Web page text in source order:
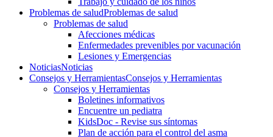
Problemas de saludProblemas de salud
Problemas de salud
Afecciones médicas
Enfermedades prevenibles por vacunación
Lesiones y Emergencias
NoticiasNoticias
Consejos y HerramientasConsejos y Herramientas
Consejos y Herramientas
Boletines informativos
Encuentre un pediatra
KidsDoc - Revise sus síntomas
Plan de acción para el control del asma